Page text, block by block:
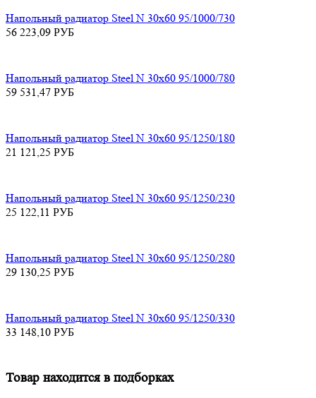
Напольный радиатор Steel N 30х60 95/1000/730
56 223,09 РУБ
Напольный радиатор Steel N 30х60 95/1000/780
59 531,47 РУБ
Напольный радиатор Steel N 30х60 95/1250/180
21 121,25 РУБ
Напольный радиатор Steel N 30х60 95/1250/230
25 122,11 РУБ
Напольный радиатор Steel N 30х60 95/1250/280
29 130,25 РУБ
Напольный радиатор Steel N 30х60 95/1250/330
33 148,10 РУБ
Товар находится в подборках